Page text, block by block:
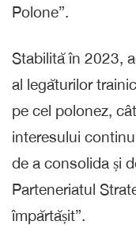
Polone”.
Stabilită în 2023,
al legăturilor
pe cel polonez,
interesului
de a consolida și
Parteneriatul
împărtășit”.